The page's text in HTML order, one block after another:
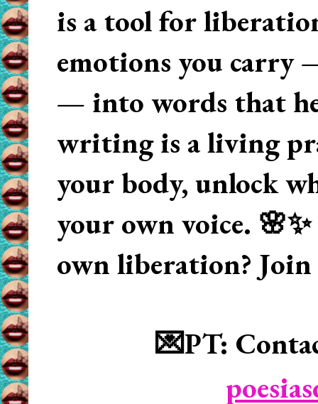
is a tool for
emotions you carry
— into words that
writing is a living
your body, unlock
your own voice.
own liberation? Join
💌PT: